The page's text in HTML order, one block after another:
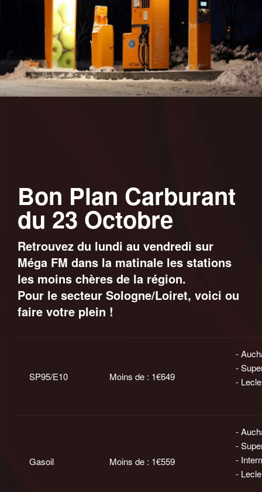
Bon Plan Carburant
du 23 Octobre
Retrouvez du lundi au vendredi sur
Méga FM dans la matinale les stations
les moins chères de la région.
Pour le secteur Sologne/Loiret, voici ou
faire votre plein !
SP95/E10 Moins de : 1€649
-
-
-
Gasoil Moins de : 1€559
-
-
-
-